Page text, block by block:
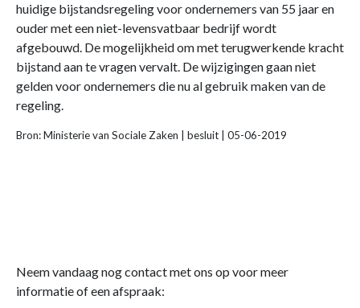
huidige bijstandsregeling voor ondernemers van 55 jaar en
ouder met een niet-levensvatbaar bedrijf wordt
afgebouwd. De mogelijkheid om met terugwerkende kracht
bijstand aan te vragen vervalt. De wijzigingen gaan niet
gelden voor ondernemers die nu al gebruik maken van de
regeling.
Bron: Ministerie van Sociale Zaken | besluit | 05-06-2019
Neem vandaag nog contact met ons op voor meer
informatie of een afspraak: